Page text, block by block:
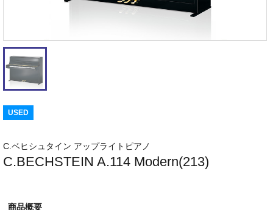
USED
C.ベヒシュタイン アップライトピアノ
C.BECHSTEIN A.114 Modern(213)
商品概要